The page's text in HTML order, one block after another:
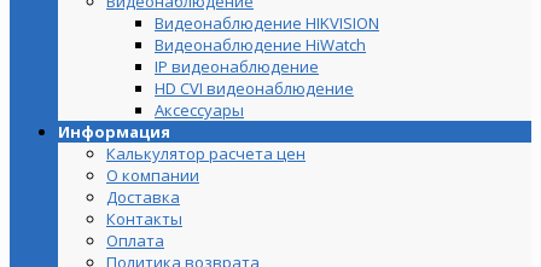
Видеонаблюдение HIKVISION
Видеонаблюдение HiWatch
IP видеонаблюдение
HD CVI видеонаблюдение
Аксессуары
Информация
Калькулятор расчета цен
О компании
Доставка
Контакты
Оплата
Политика возврата